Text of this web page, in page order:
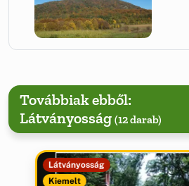
Továbbiak ebből:
Látványosság (12 darab)
Látványosság
Kiemelt